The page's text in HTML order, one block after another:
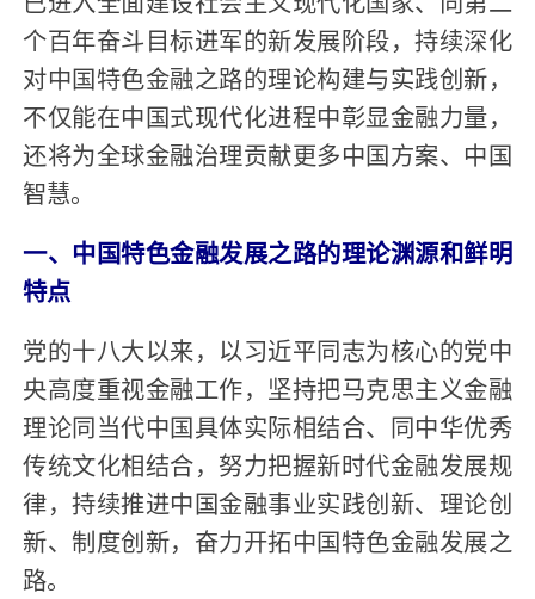
个百年奋斗目标进军的新发展阶段，持续深化
对中国特色金融之路的理论构建与实践创新，
不仅能在中国式现代化进程中彰显金融力量，
还将为全球金融治理贡献更多中国方案、中国
智慧。
一、中国特色金融发展之路的理论渊源和鲜明
特点
党的十八大以来，以习近平同志为核心的党中
央高度重视金融工作，坚持把马克思主义金融
理论同当代中国具体实际相结合、同中华优秀
传统文化相结合，努力把握新时代金融发展规
律，持续推进中国金融事业实践创新、理论创
新、制度创新，奋力开拓中国特色金融发展之
路。